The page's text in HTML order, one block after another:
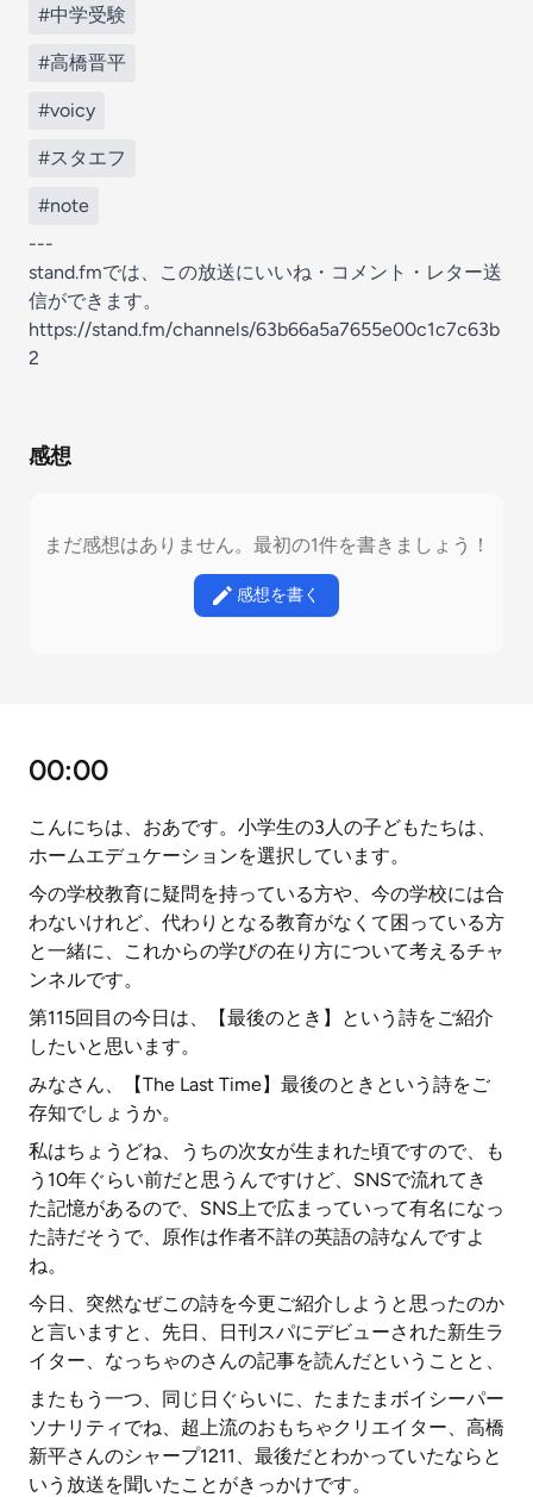
#中学受験
#高橋晋平
#voicy
#スタエフ
#note
---
stand.fmでは、この放送にいいね・コメント・レター送
信ができます。
https://stand.fm/channels/63b66a5a7655e00c1c7c63b
2
感想
まだ感想はありません。最初の1件を書きましょう！
感想を書く
00:00
こんにちは、おあです。小学生の3人の子どもたちは、
ホームエデュケーションを選択しています。
今の学校教育に疑問を持っている方や、今の学校には合
わないけれど、代わりとなる教育がなくて困っている方
と一緒に、これからの学びの在り方について考えるチャ
ンネルです。
第115回目の今日は、【最後のとき】という詩をご紹介
したいと思います。
みなさん、【The Last Time】最後のときという詩をご
存知でしょうか。
私はちょうどね、うちの次女が生まれた頃ですので、も
う10年ぐらい前だと思うんですけど、SNSで流れてき
た記憶があるので、SNS上で広まっていって有名になっ
た詩だそうで、原作は作者不詳の英語の詩なんですよ
ね。
今日、突然なぜこの詩を今更ご紹介しようと思ったのか
と言いますと、先日、日刊スパにデビューされた新生ラ
イター、なっちゃのさんの記事を読んだということと、
またもう一つ、同じ日ぐらいに、たまたまボイシーパー
ソナリティでね、超上流のおもちゃクリエイター、高橋
新平さんのシャープ1211、最後だとわかっていたならと
いう放送を聞いたことがきっかけです。